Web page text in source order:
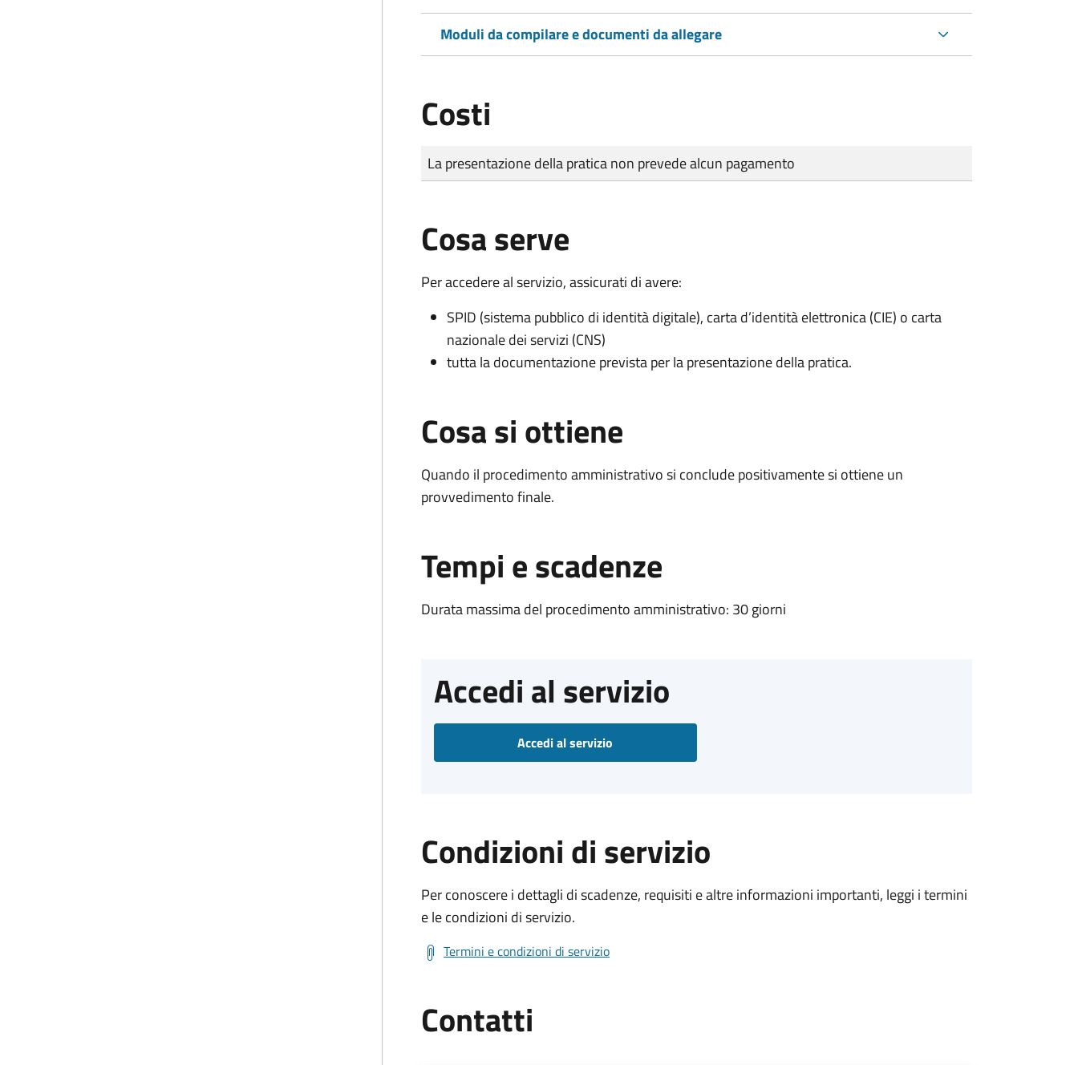
Moduli da compilare e documenti da allegare
Costi
Tipo di pagamento
Importo
La presentazione della pratica non prevede alcun pagamento
Cosa serve
Per accedere al servizio, assicurati di avere:
SPID (sistema pubblico di identità digitale), carta d’identità elettronica (CIE) o carta
nazionale dei servizi (CNS)
tutta la documentazione prevista per la presentazione della pratica.
Cosa si ottiene
Quando il procedimento amministrativo si conclude positivamente si ottiene un
provvedimento finale.
Tempi e scadenze
Durata massima del procedimento amministrativo: 30 giorni
Accedi al servizio
Accedi al servizio
Condizioni di servizio
Per conoscere i dettagli di scadenze, requisiti e altre informazioni importanti, leggi i termini
e le condizioni di servizio.
Termini e condizioni di servizio
Contatti